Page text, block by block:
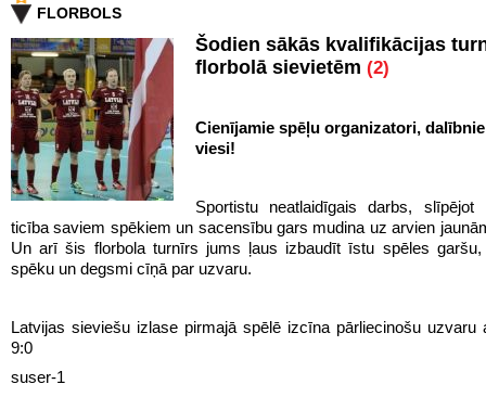
FLORBOLS
Šodien sākās kvalifikācijas
florbolā sievietēm (2)
Cienījamie spēļu organizatori,
viesi!
Sportistu neatlaidīgais darbs, slīpējot
ticība saviem spēkiem un sacensību gars mudina uz arvien
Un arī šis florbola turnīrs jums ļaus izbaudīt īstu spēles garšu,
spēku un degsmi cīņā par uzvaru.
Latvijas sieviešu izlase pirmajā spēlē izcīna pārliecinošu uzvaru
9:0
suser-1